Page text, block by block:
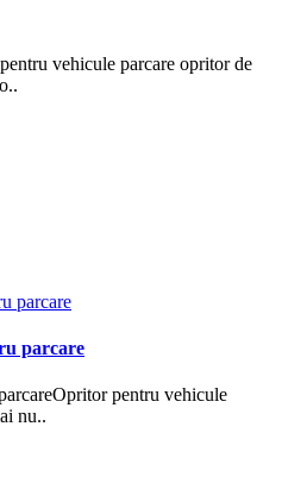
vehicule parcare opritor de
parcare
pentru vehicule
nu..